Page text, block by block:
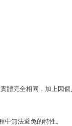
體完全相同，加上因
無法避免的特性。